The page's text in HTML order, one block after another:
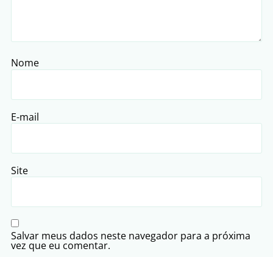
Nome
E-mail
Site
Salvar meus dados neste navegador para a próxima
vez que eu comentar.